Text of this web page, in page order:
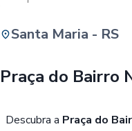
Santa Maria - RS
Praça do Bairro
Descubra a Praça do